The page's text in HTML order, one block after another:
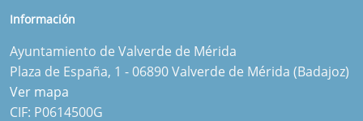
Información
Ayuntamiento de Valverde de Mérida
Plaza de España, 1 - 06890 Valverde de Mérida (Badajoz)
Ver mapa
CIF: P0614500G